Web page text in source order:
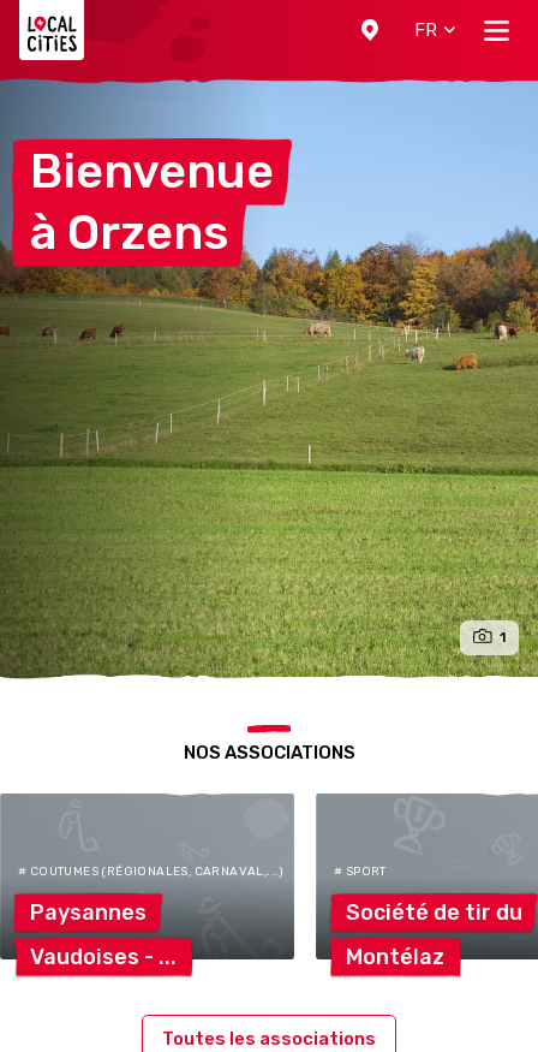
FR
Bienvenue
à Orzens
1
NOS ASSOCIATIONS
# COUTUMES (RÉGIONALES, CARNAVAL,...)
Paysannes
Vaudoises -
# SPORT
Société de tir du
Montélaz
Toutes les associations